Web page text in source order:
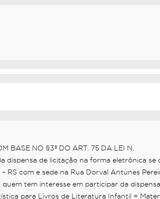
BASE NO §3º DO ART. 75 DA LEI N.
dispensa de licitação na forma eletrônica se
RS com e sede na Rua Dorval Antunes
tem interesse em participar da dispensa
para Livros de Literatura Infantil =